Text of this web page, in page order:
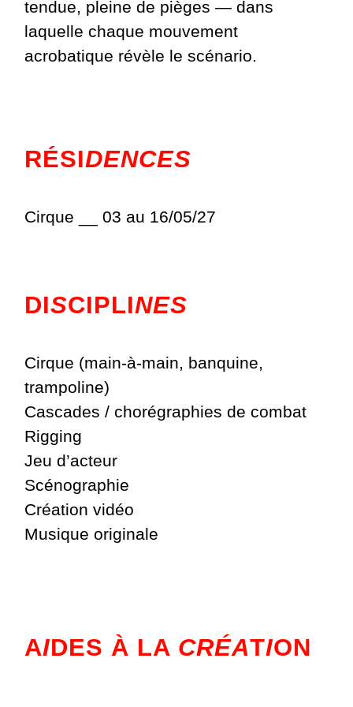
tendue, pleine de pièges — dans
laquelle chaque mouvement
acrobatique révèle le scénario.
RÉSIDENCES
Cirque __ 03 au 16/05/27
DISCIPLINES
Cirque (main-à-main, banquine,
trampoline)
Cascades / chorégraphies de combat
Rigging
Jeu d’acteur
Scénographie
Création vidéo
Musique originale
AIDES À LA CRÉATION